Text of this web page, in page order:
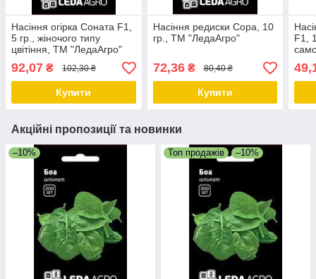
Насіння огірка Соната F1,
5 гр., жіночого типу
цвітіння, ТМ "ЛедаАгро"
92,07 ₴ 102,30 ₴
Купити
Насіння редиски Сора, 10
гр., ТМ "ЛедаАгро"
72,36₴ 80,40 ₴
Купити
F1,
Акційні пропозиції та новинки
–10% Топ продажів –10%